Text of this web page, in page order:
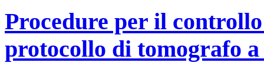
Procedure per il
protocollo di tomografo